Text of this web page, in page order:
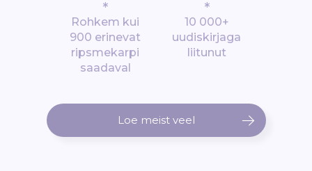
*
Rohkem kui
900 erinevat
ripsmekarpi
saadaval
*
10 000+
uudiskirjaga
liitunut
Loe meist veel